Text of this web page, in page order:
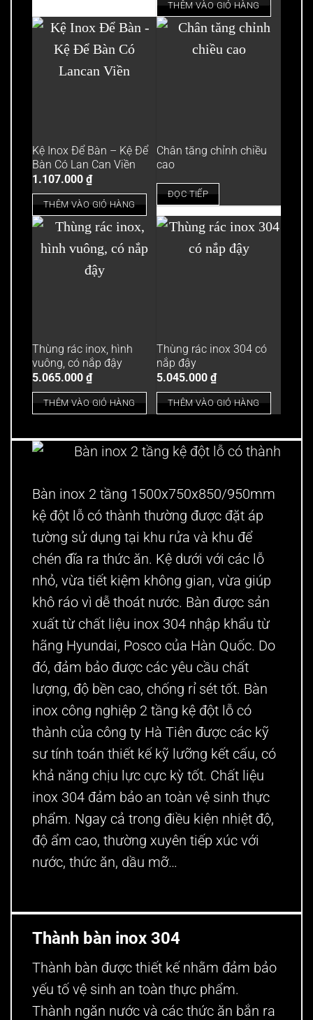
THÊM VÀO GIỎ HÀNG
Kệ Inox Để Bàn – Kệ Để
Bàn Có Lan Can Viền
1.107.000 ₫
THÊM VÀO GIỎ HÀNG
Chân tăng chỉnh chiều
cao
ĐỌC TIẾP
Thùng rác inox, hình
vuông, có nắp đậy
5.065.000 ₫
THÊM VÀO GIỎ HÀNG
Thùng rác inox 304 có
nắp đậy
5.045.000 ₫
THÊM VÀO GIỎ HÀNG
Bàn inox 2 tầng 1500x750x850/950mm
kệ đột lỗ có thành thường được đặt áp
tường sử dụng tại khu rửa và khu để
chén đĩa ra thức ăn. Kệ dưới với các lỗ
nhỏ, vừa tiết kiệm không gian, vừa giúp
khô ráo vì dễ thoát nước. Bàn được sản
xuất từ chất liệu inox 304 nhập khẩu từ
hãng Hyundai, Posco của Hàn Quốc. Do
đó, đảm bảo được các yêu cầu chất
lượng, độ bền cao, chống rỉ sét tốt. Bàn
inox công nghiệp 2 tầng kệ đột lỗ có
thành của công ty Hà Tiên được các kỹ
sư tính toán thiết kế kỹ lưỡng kết cấu, có
khả năng chịu lực cực kỳ tốt. Chất liệu
inox 304 đảm bảo an toàn vệ sinh thực
phẩm. Ngay cả trong điều kiện nhiệt độ,
độ ẩm cao, thường xuyên tiếp xúc với
nước, thức ăn, dầu mỡ…
Thành bàn inox 304
Thành bàn được thiết kế nhằm đảm bảo
yếu tố vệ sinh an toàn thực phẩm.
Thành ngăn nước và các thức ăn bắn ra